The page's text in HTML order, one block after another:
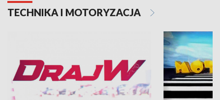
TECHNIKA I MOTORYZACJA